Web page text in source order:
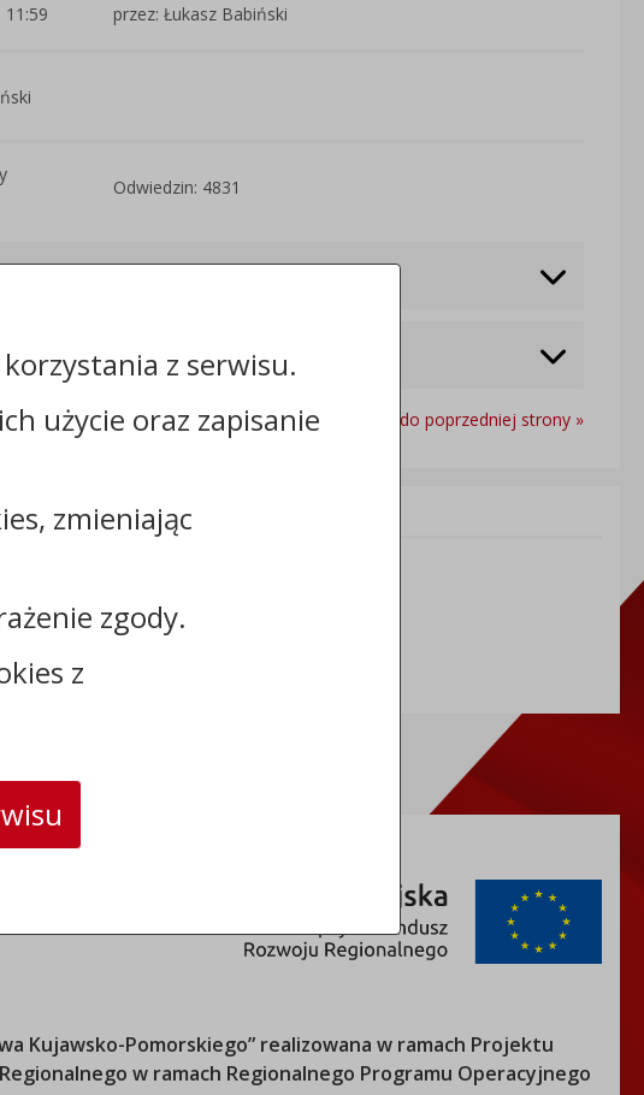
11:59 przez: Łukasz Babiński
Odwiedzin: 4831
Powrót do poprzedniej strony »
Informacje dodatkowe:
Kujawsko-Pomorskiego” realizowana w ramach Projektu
w ramach Regionalnego Programu Operacyjnego
z serwisu.
użycie oraz zapisanie
zmieniając
zgody.
z